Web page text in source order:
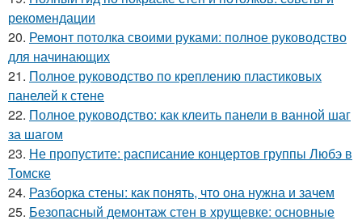
рекомендации
20. Ремонт потолка своими руками: полное руководство
для начинающих
21. Полное руководство по креплению пластиковых
панелей к стене
22. Полное руководство: как клеить панели в ванной шаг
за шагом
23. Не пропустите: расписание концертов группы Любэ в
Томске
24. Разборка стены: как понять, что она нужна и зачем
25. Безопасный демонтаж стен в хрущевке: основные